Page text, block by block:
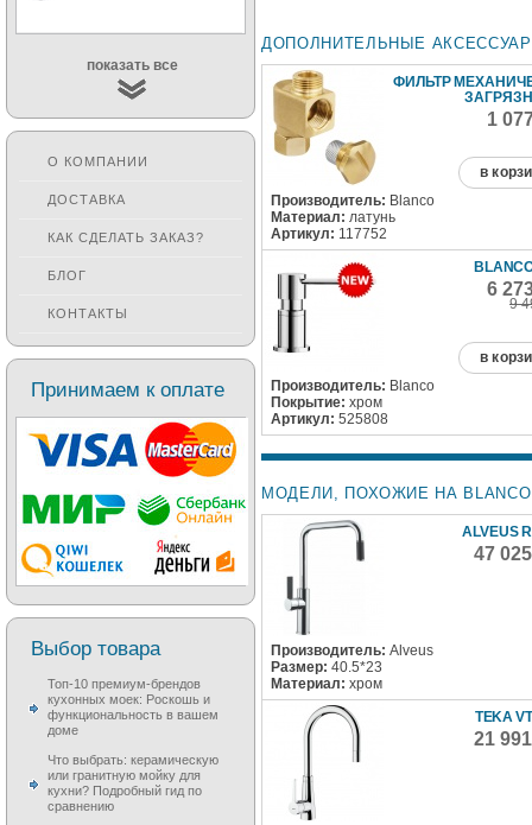
ДОПОЛНИТЕЛЬНЫЕ
ФИЛЬТР
1
в
Производитель: Blanco
Материал: латунь
Артикул: 117752
6
9
в
Производитель: Blanco
Покрытие: хром
Артикул: 525808
МОДЕЛИ, ПОХОЖИЕ НА BLANCO
ALVEUS
47
Производитель: Alveus
Размер: 40.5*23
Материал: хром
TEKA
21
показать все
О КОМПАНИИ
ДОСТАВКА
КАК СДЕЛАТЬ ЗАКАЗ?
БЛОГ
КОНТАКТЫ
Принимаем к оплате
Выбор товара
Топ-10 премиум-брендов
кухонных моек: Роскошь и
функциональность в вашем
доме
Что выбрать: керамическую
или гранитную мойку для
кухни? Подробный гид по
сравнению